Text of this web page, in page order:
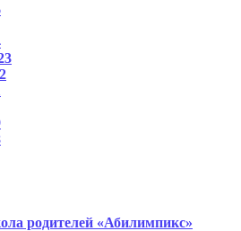
родителей «Абилимпикс»